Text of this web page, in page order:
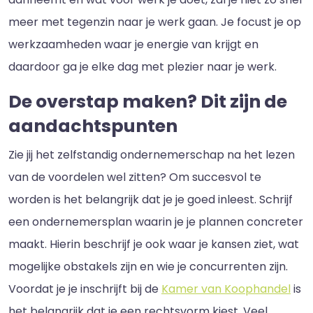
meer met tegenzin naar je werk gaan. Je focust je op
werkzaamheden waar je energie van krijgt en
daardoor ga je elke dag met plezier naar je werk.
De overstap maken? Dit zijn de
aandachtspunten
Zie jij het zelfstandig ondernemerschap na het lezen
van de voordelen wel zitten? Om succesvol te
worden is het belangrijk dat je je goed inleest. Schrijf
een ondernemersplan waarin je je plannen concreter
maakt. Hierin beschrijf je ook waar je kansen ziet, wat
mogelijke obstakels zijn en wie je concurrenten zijn.
Voordat je je inschrijft bij de Kamer van Koophandelis